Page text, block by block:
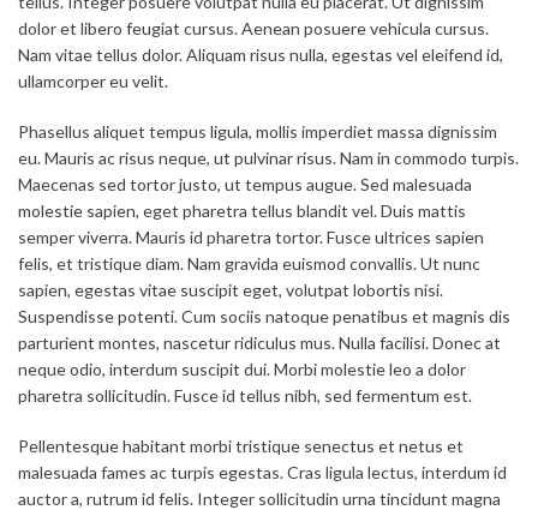
dolor et libero feugiat cursus. Aenean posuere vehicula cursus.
Nam vitae tellus dolor. Aliquam risus nulla, egestas vel eleifend id,
ullamcorper eu velit.
Phasellus aliquet tempus ligula, mollis imperdiet massa dignissim
eu. Mauris ac risus neque, ut pulvinar risus. Nam in commodo turpis.
Maecenas sed tortor justo, ut tempus augue. Sed malesuada
molestie sapien, eget pharetra tellus blandit vel. Duis mattis
semper viverra. Mauris id pharetra tortor. Fusce ultrices sapien
felis, et tristique diam. Nam gravida euismod convallis. Ut nunc
sapien, egestas vitae suscipit eget, volutpat lobortis nisi.
Suspendisse potenti. Cum sociis natoque penatibus et magnis dis
parturient montes, nascetur ridiculus mus. Nulla facilisi. Donec at
neque odio, interdum suscipit dui. Morbi molestie leo a dolor
pharetra sollicitudin. Fusce id tellus nibh, sed fermentum est.
Pellentesque habitant morbi tristique senectus et netus et
malesuada fames ac turpis egestas. Cras ligula lectus, interdum id
auctor a, rutrum id felis. Integer sollicitudin urna tincidunt magna